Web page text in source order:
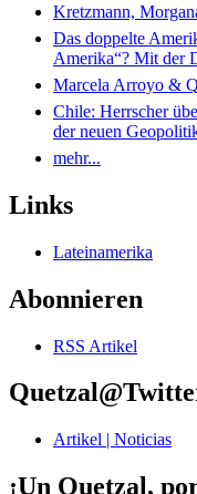
Kretzmann,
Das doppelte
Amerika“? Mit der
Marcela Arroyo &
Chile: Herrscher
der neuen
mehr...
Links
Lateinamerika
Abonnieren
RSS Artikel
Artikel | Noticias
¡Un Quetzal,